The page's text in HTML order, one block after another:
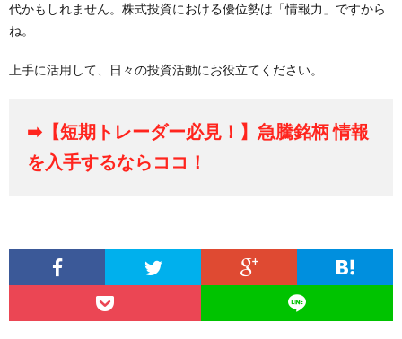
代かもしれません。株式投資における優位勢は「情報力」ですから
ね。
上手に活用して、日々の投資活動にお役立てください。
➡【短期トレーダー必見！】急騰銘柄 情報
を入手するならココ！